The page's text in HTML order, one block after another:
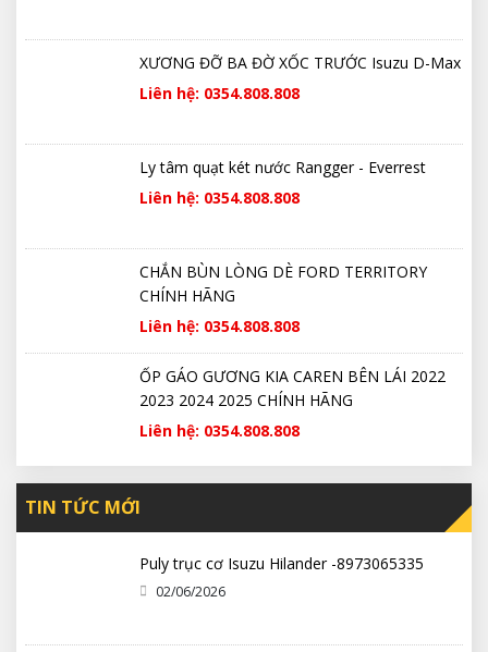
XƯƠNG ĐỠ BA ĐỜ XỐC TRƯỚC Isuzu D-Max
Liên hệ: 0354.808.808
Ly tâm quạt két nước Rangger - Everrest
Liên hệ: 0354.808.808
CHẮN BÙN LÒNG DÈ FORD TERRITORY
CHÍNH HÃNG
Liên hệ: 0354.808.808
ỐP GÁO GƯƠNG KIA CAREN BÊN LÁI 2022
2023 2024 2025 CHÍNH HÃNG
Liên hệ: 0354.808.808
TIN TỨC MỚI
Puly trục cơ Isuzu Hilander -8973065335
02/06/2026